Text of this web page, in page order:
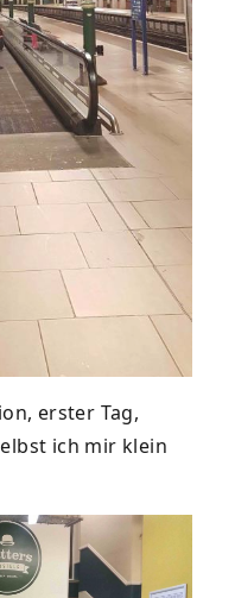
erster Tag,
ich mir klein